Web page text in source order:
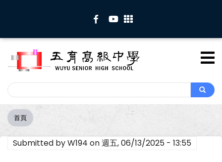
內
Search
Search
導
航
連
首頁
Submitted byW194 on週五, 06/13/2025 - 13:55